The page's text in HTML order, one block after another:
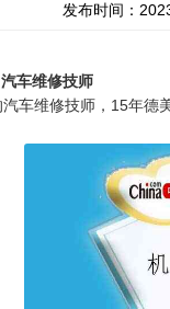
发布时间：
汽车维修技师